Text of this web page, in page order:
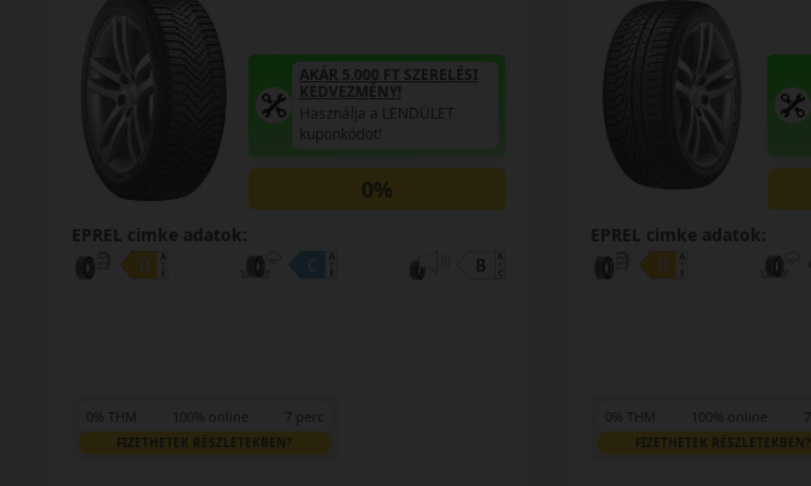
Használja a LENDÜLET
kuponkódot!
0%
EPREL cimke adatok:
0% THM 100% online 7 perc
FIZETHETEK RÉSZLETEKBEN?
EPREL cimke adatok:
0% THM 100% online
FIZETHETEK RÉSZLETEKBEN?